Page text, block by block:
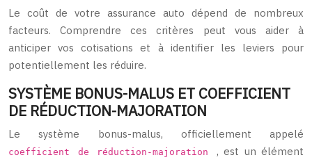
Le coût de votre assurance auto dépend de nombreux
facteurs. Comprendre ces critères peut vous aider à
anticiper vos cotisations et à identifier les leviers pour
potentiellement les réduire.
SYSTÈME BONUS-MALUS ET COEFFICIENT
DE RÉDUCTION-MAJORATION
Le système bonus-malus, officiellement appelé
coefficient de réduction-majoration , est un élément